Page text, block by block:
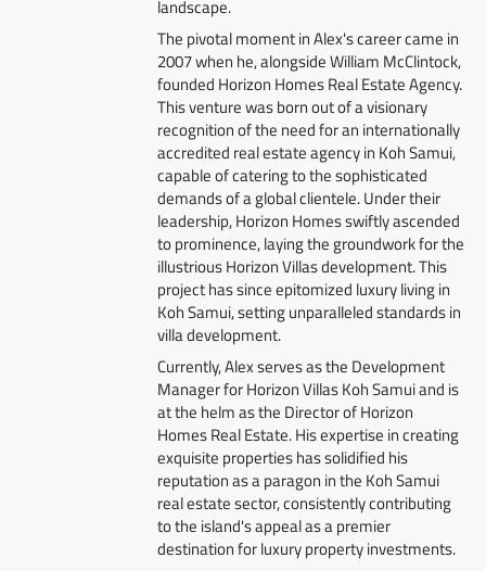
landscape.
The pivotal moment in Alex's career came in
2007 when he, alongside William McClintock,
founded Horizon Homes Real Estate Agency.
This venture was born out of a visionary
recognition of the need for an internationally
accredited real estate agency in Koh Samui,
capable of catering to the sophisticated
demands of a global clientele. Under their
leadership, Horizon Homes swiftly ascended
to prominence, laying the groundwork for the
illustrious Horizon Villas development. This
project has since epitomized luxury living in
Koh Samui, setting unparalleled standards in
villa development.
Currently, Alex serves as the Development
Manager for Horizon Villas Koh Samui and is
at the helm as the Director of Horizon
Homes Real Estate. His expertise in creating
exquisite properties has solidified his
reputation as a paragon in the Koh Samui
real estate sector, consistently contributing
to the island's appeal as a premier
destination for luxury property investments.